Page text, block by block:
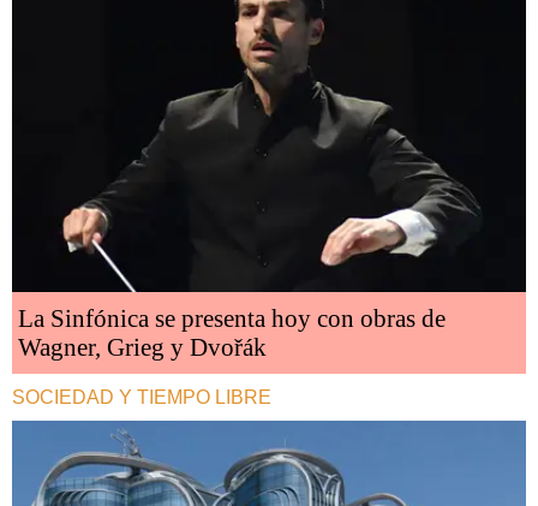
La Sinfónica se presenta hoy con obras de
Wagner, Grieg y Dvořák
SOCIEDAD Y TIEMPO LIBRE